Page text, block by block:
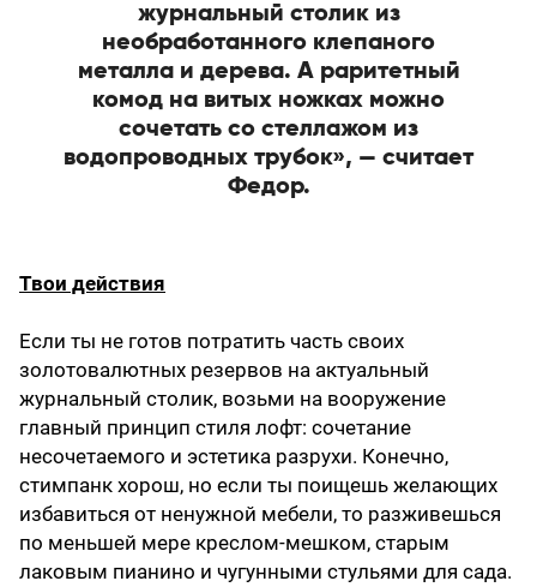
журнальный столик из
необработанного клепаного
металла и дерева. А раритетный
комод на витых ножках можно
сочетать со стеллажом из
водопроводных трубок», — считает
Федор.
Твои действия
Если ты не готов потратить часть своих
золотовалютных резервов на актуальный
журнальный столик, возьми на вооружение
главный принцип стиля лофт: сочетание
несочетаемого и эстетика разрухи. Конечно,
стимпанк хорош, но если ты поищешь желающих
избавиться от ненужной мебели, то разживешься
по меньшей мере креслом-мешком, старым
лаковым пианино и чугунными стульями для сада.